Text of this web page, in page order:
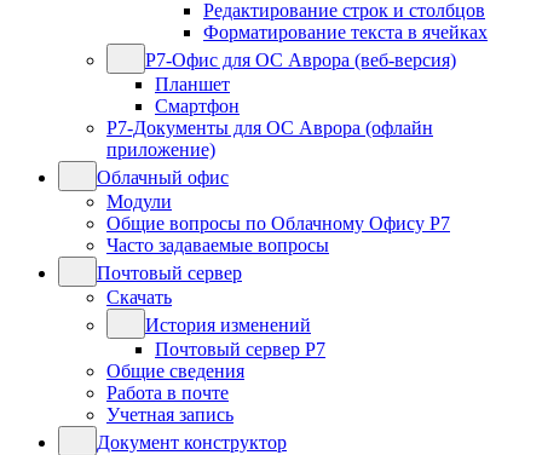
Редактирование строк и столбцов
Форматирование текста в ячейках
Р7-Офис для ОС Аврора (веб-версия)
Планшет
Смартфон
Р7-Документы для ОС Аврора (офлайн
приложение)
Облачный офис
Модули
Общие вопросы по Облачному Офису Р7
Часто задаваемые вопросы
Почтовый сервер
Скачать
История изменений
Почтовый сервер Р7
Общие сведения
Работа в почте
Учетная запись
Документ конструктор